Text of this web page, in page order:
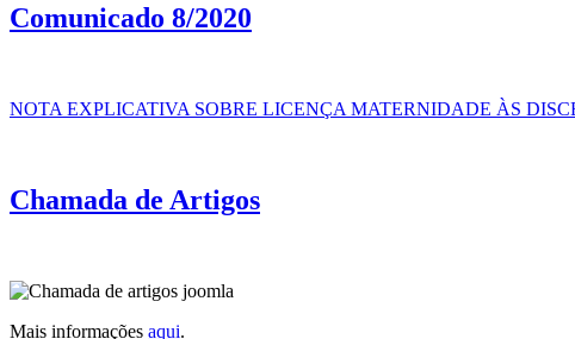
Comunicado 8/2020
NOTA EXPLICATIVA SOBRE LICENÇA MATERNIDADE ÀS
Chamada de Artigos
Mais informações aqui.